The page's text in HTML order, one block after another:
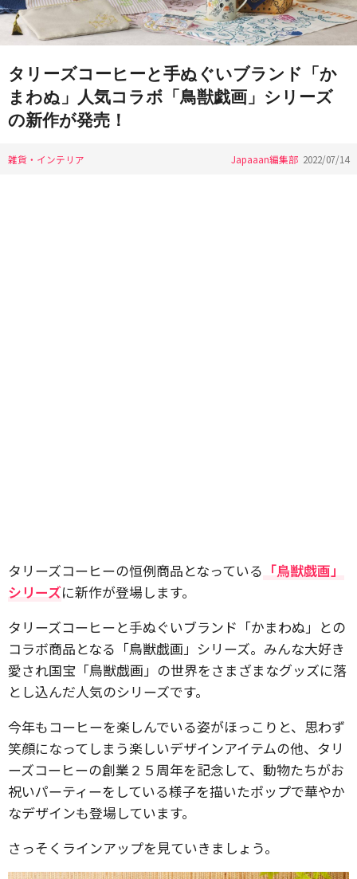
タリーズコーヒーと手ぬぐいブランド「か
まわぬ」人気コラボ「鳥獣戯画」シリーズ
の新作が発売！
雑貨・インテリア Japaaan編集部 2022/07/14
​タリーズコーヒーの恒例商品となっている 「鳥獣戯画」
シリーズに新作が登場します。
タリーズコーヒーと手ぬぐいブランド「かまわぬ」との
コラボ商品となる「鳥獣戯画」シリーズ。みんな大好き
愛され国宝「鳥獣戯画」の世界をさまざまなグッズに落
とし込んだ人気のシリーズです。
今年もコーヒーを楽しんでいる姿がほっこりと、思わず
笑顔になってしまう楽しいデザインアイテムの他、タリ
ーズコーヒーの創業２５周年を記念して、動物たちがお
祝いパーティーをしている様子を描いたポップで華やか
なデザインも登場しています。
さっそくラインアップを見ていきましょう。